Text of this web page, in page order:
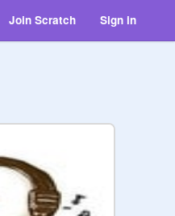
Join Scratch Sign in